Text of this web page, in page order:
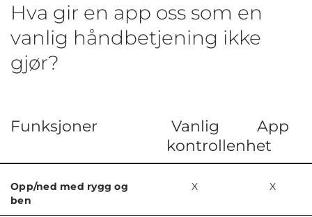
Hva gir en app oss som en
vanlig håndbetjening ikke
gjør?
Funksjoner
Vanlig
kontrollenhet
App
Opp/ned med rygg og
ben
X X